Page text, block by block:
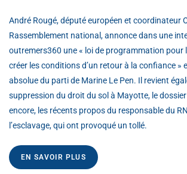
André Rougé, député européen et coordinateur
Rassemblement national, annonce dans une
outremers360 une « loi de programmation pour
créer les conditions d’un retour à la confiance »
absolue du parti de Marine Le Pen. Il revient
suppression du droit du sol à Mayotte, le
encore, les récents propos du responsable du
l’esclavage, qui ont provoqué un tollé.
EN SAVOIR PLUS